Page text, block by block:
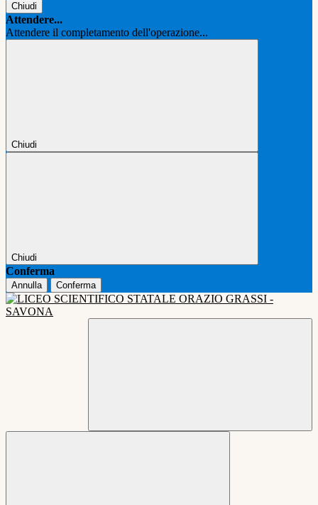
Chiudi
Attendere...
Attendere il completamento dell'operazione...
Chiudi
Chiudi
Conferma
Annulla Conferma